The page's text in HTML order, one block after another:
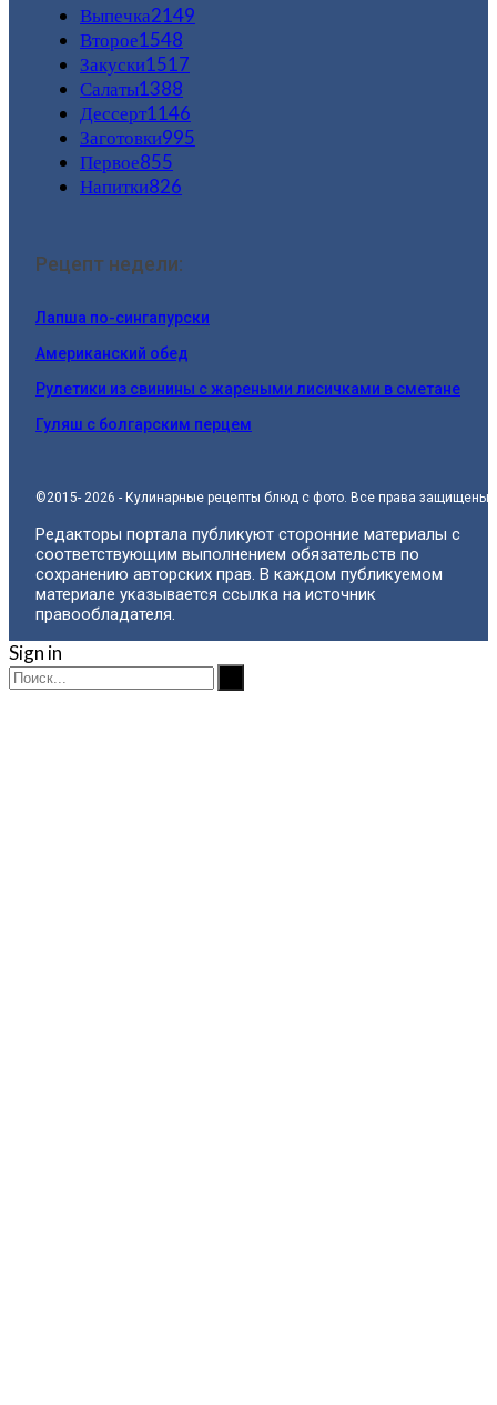
Выпечка2149
Второе1548
Закуски1517
Салаты1388
Дессерт1146
Заготовки995
Первое855
Напитки826
Рецепт недели:
Лапша по-сингапурски
Американский обед
Рулетики из свинины с жареными лисичками в сметане
Гуляш с болгарским перцем
©2015- 2026 - Кулинарные рецепты блюд с фото. Все права защищены.
Редакторы портала публикуют сторонние материалы с
соответствующим выполнением обязательств по
сохранению авторских прав. В каждом публикуемом
материале указывается ссылка на источник
правообладателя.
Sign in